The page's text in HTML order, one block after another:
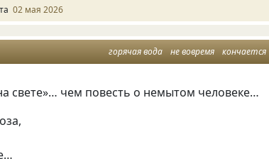
02 мая 2026
горячая вода не вовремя кончается
свете»… чем повесть о немытом человеке…